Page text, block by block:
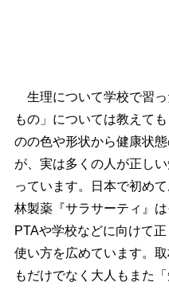
生理について学校で習っ
もの」については教えて
のの色や形状から健康状
が、実は多くの人が正し
っています。日本で初め
林製薬『サラサーティ』は
PTAや学校などに向けて
使い方を広めています。
もだけでなく大人もまた